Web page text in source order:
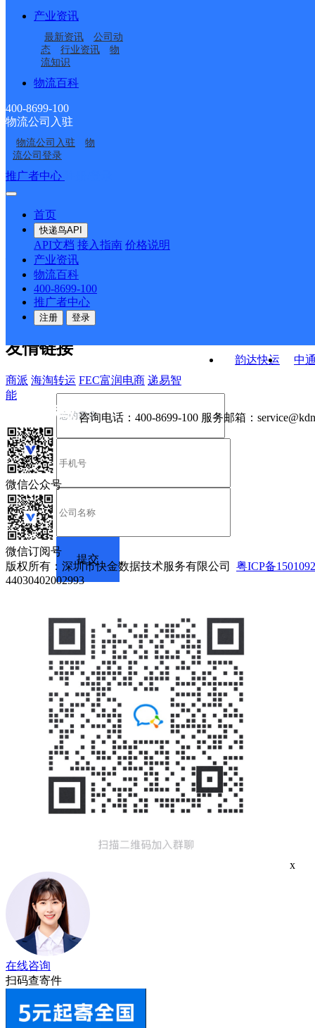
产业资讯
最新资讯
公司动
态
行业资讯
物
流知识
物流百科
400-8699-100
物流公司入驻
物流公司入驻
物
流公司登录
推广者中心
首页
快递鸟API
API文档 接入指南 价格说明
产业资讯
物流百科
400-8699-100
推广者中心
注册 登录
UH安徽繁昌
芜湖繁昌县网点
中国邮政集团有限公司
安徽省芜湖市繁昌区马
坝邮政所
中国邮政集团有限公司
安徽省芜湖市繁昌区孙
村支局
中国邮政集团有限公司
安徽省芜湖市繁昌区赤
芜湖市繁昌区印象春谷
韵达快运
中
接口API
API接口 DEMO下载
关于我们
公司介绍 企业动态
合作伙伴 快递鸟接口服务协议
户隐私政策
友情链接
商派 海淘转运 FEC富润电商 递易智
能
咨询电话： 400-8699-100 服务邮箱：
微信公众号
微信订阅号
版权所有：深圳市快金数据技术服务有限公司 粤ICP备
44030402002993
x
在线咨询
扫码查寄件